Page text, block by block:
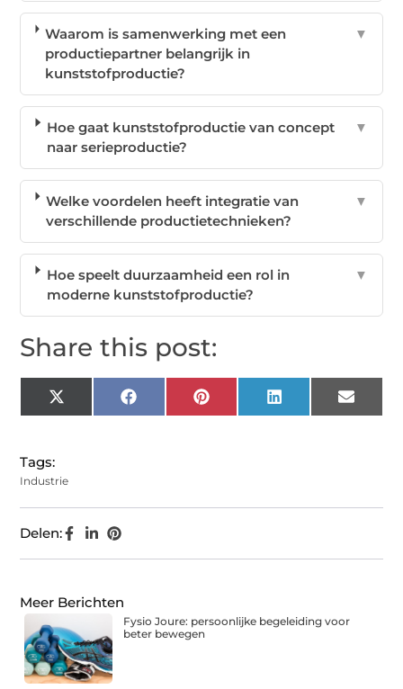
Waarom is samenwerking met een
productiepartner belangrijk in
kunststofproductie?
▼
Hoe gaat kunststofproductie van concept
naar serieproductie?
▼
Welke voordelen heeft integratie van
verschillende productietechnieken?
▼
Hoe speelt duurzaamheid een rol in
moderne kunststofproductie?
▼
Share this post:
X
(Twitter)
Facebook Pinterest LinkedIn Email
Tags:
Industrie
Delen:
Meer Berichten
Fysio Joure: persoonlijke begeleiding voor
beter bewegen